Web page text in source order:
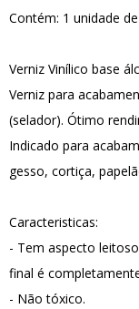
Contém: 1 unidade
Verniz Vinílico base
Verniz para
(selador). Ótimo
Indicado para
gesso, cortiça,
Caracteristicas:
- Tem aspecto
final é
- Não tóxico.